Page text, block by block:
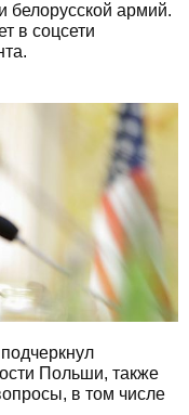
белорусской армий.
в соцсети
Польши, также
в том числе